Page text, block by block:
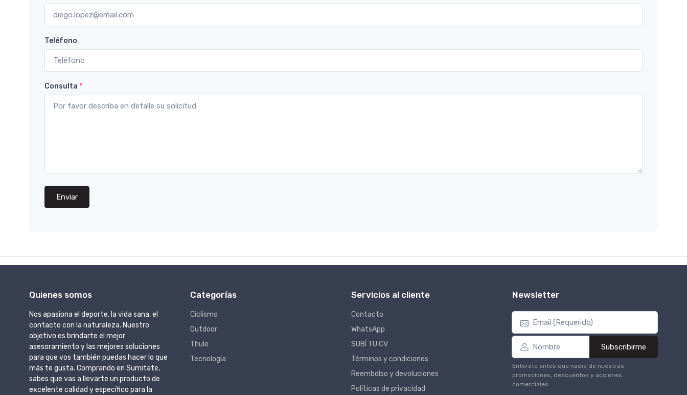
Teléfono
Consulta *
Enviar
Quienes somos
Nos apasiona el deporte, la vida sana, el
contacto con la naturaleza. Nuestro
objetivo es brindarte el mejor
asesoramiento y las mejores soluciones
para que vos también puedas hacer lo que
más te gusta. Comprando en Sumitate,
sabes que vas a llevarte un producto de
excelente calidad y específico para la
Categorías
Ciclismo
Outdoor
Thule
Tecnología
Servicios al cliente
Contacto
WhatsApp
SUBÍ TU CV
Términos y condiciones
Reembolso y devoluciones
Políticas de privacidad
Newsletter
Subscribirme
Enterate antes que nadie de nuestras
promociones, descuentos y acciones
comerciales.